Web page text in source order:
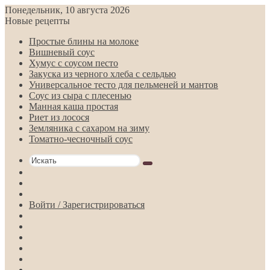
Понедельник, 10 августа 2026
Новые рецепты
Простые блины на молоке
Вишневый соус
Хумус с соусом песто
Закуска из черного хлеба с сельдью
Универсальное тесто для пельменей и мантов
Соус из сыра с плесенью
Манная каша простая
Риет из лосося
Земляника с сахаром на зиму
Томатно-чесночный соус
Искать
статья
Войти / Зарегистрироваться